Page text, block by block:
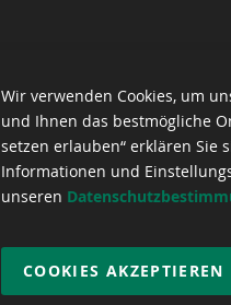
Wir verwenden Cookies, um
und Ihnen das bestmögliche
setzen erlauben“ erklären Sie
Informationen und
unseren
COOKIES AKZEPTIEREN